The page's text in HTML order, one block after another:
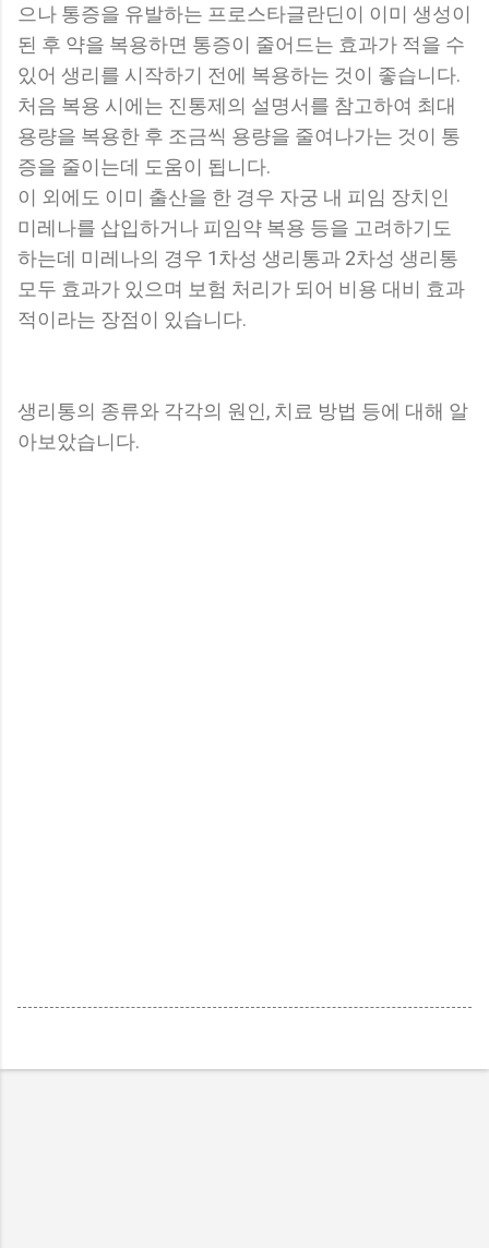
으나 통증을 유발하는 프로스타글란딘이 이미 생성이
된 후 약을 복용하면 통증이 줄어드는 효과가 적을 수
있어 생리를 시작하기 전에 복용하는 것이 좋습니다.
처음 복용 시에는 진통제의 설명서를 참고하여 최대
용량을 복용한 후 조금씩 용량을 줄여나가는 것이 통
증을 줄이는데 도움이 됩니다.
이 외에도 이미 출산을 한 경우 자궁 내 피임 장치인
미레나를 삽입하거나 피임약 복용 등을 고려하기도
하는데 미레나의 경우 1차성 생리통과 2차성 생리통
모두 효과가 있으며 보험 처리가 되어 비용 대비 효과
적이라는 장점이 있습니다.
생리통의 종류와 각각의 원인, 치료 방법 등에 대해 알
아보았습니다.